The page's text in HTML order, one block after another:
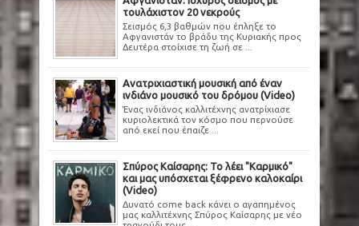
τουλάχιστον 20 νεκρούς
Σεισμός 6,3 βαθμών που έπληξε το
Αφγανιστάν το βράδυ της Κυριακής προς
Δευτέρα στοίχισε τη ζωή σε ...
Ανατριχιαστική μουσική από έναν
ινδιάνο μουσικό του δρόμου (Video)
Ένας ινδιάνος καλλιτέχνης ανατρίχιασε
κυριολεκτικά τον κόσμο που περνούσε
από εκεί που έπαιζε ...
Σπύρος Καίσαρης: Το λέει "Καρμικό"
και μας υπόσχεται ξέφρενο καλοκαίρι
(Video)
Δυνατό come back κάνει ο αγαπημένος
μας καλλιτέχνης Σπύρος Καίσαρης με νέο